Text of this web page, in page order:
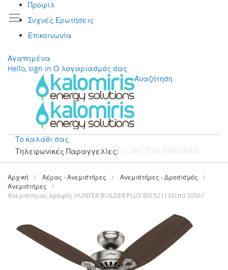
Προφίλ
Συχνές Ερωτήσεις
Επικοινωνία
Αγαπημένα
Hello, sign in Ο λογαριασμός σας
Αναζήτηση
Το καλάθι σας
Τηλεφωνικές Παραγγελίες:
Μετάβαση
περιεχόμενο
Αρχική Αέρας - Ανεμιστήρες
Ανεμιστήρες - Δροσισμός
Ανεμιστήρες
Ανεμιστήρας οροφής HUNTER BUILDER PLUS BN 52 (132cm) 50561
στο
τέλος